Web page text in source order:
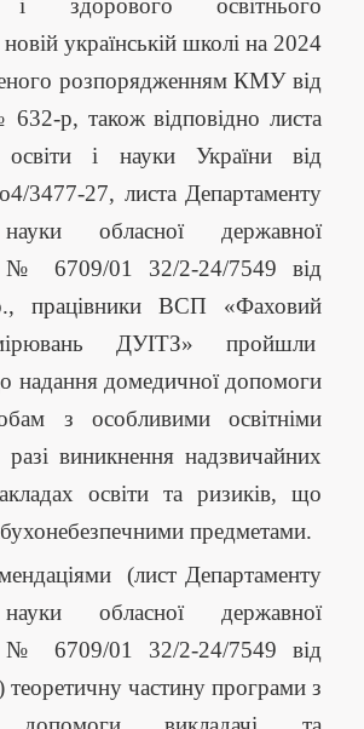
українській школі на 2024
розпорядженням КМУ від
р, також відповідно листа
освіти і науки України від
3477-27, листа Департаменту
обласної державної
№ 6709/01 32/2-24/7549 від
працівники ВСП «Фаховий
ДУІТЗ» пройшли
надання домедичної допомоги
з особливими освітніми
виникнення надзвичайних
освіти та ризиків, що
предметами.
(лист Департаменту
обласної державної
№ 6709/01 32/2-24/7549 від
частину програми з